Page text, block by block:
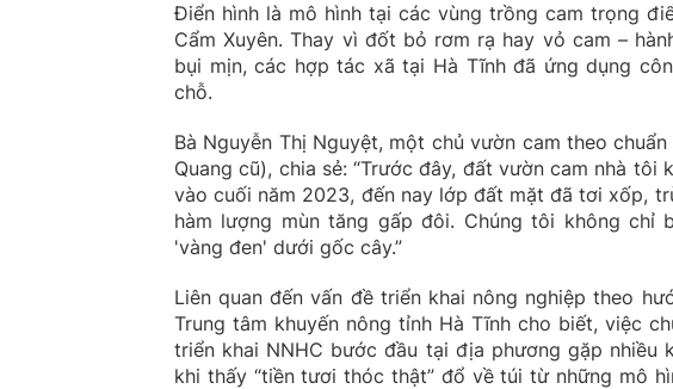
Điển hình là mô hình tại các vùng trồng cam trọng
Cẩm Xuyên. Thay vì đốt bỏ rơm rạ hay vỏ cam –
bụi mịn, các hợp tác xã tại Hà Tĩnh đã ứng dụng
chỗ.
Bà Nguyễn Thị Nguyệt, một chủ vườn cam theo
Quang cũ), chia sẻ: “Trước đây, đất vườn cam nhà
vào cuối năm 2023, đến nay lớp đất mặt đã tơi xốp,
hàm lượng mùn tăng gấp đôi. Chúng tôi không chỉ
'vàng đen' dưới gốc cây.”
Liên quan đến vấn đề triển khai nông nghiệp theo
Trung tâm khuyến nông tỉnh Hà Tĩnh cho biết, việc
triển khai NNHC bước đầu tại địa phương gặp
khi thấy “tiền tươi thóc thật” đổ về túi từ những mô